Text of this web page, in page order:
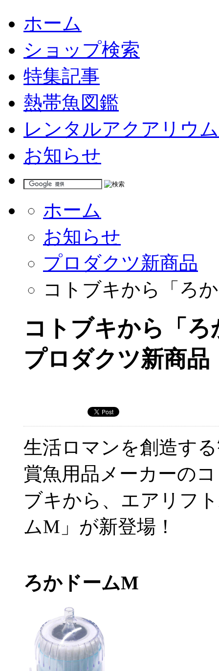
ホーム
ショップ検索
特集記事
熱帯魚図鑑
レンタルアクアリウム
お知らせ
ホーム
お知らせ
プロダクツ新商品
コトブキから「ろ
コトブキから「
プロダクツ新商品
生活ロマンを創造す
賞魚用品メーカーの
ブキから、エアリフ
ムM」が新登場！
ろかドームM